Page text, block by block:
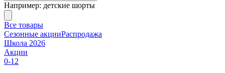
Например: детские шорты
Все товары
Сезонные акцииРаспродажа
Школа 2026
Акции
0-12